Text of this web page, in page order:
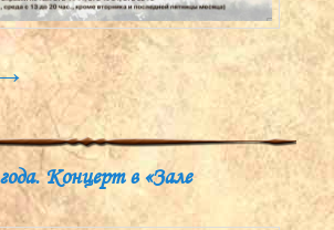
Концерт в «Зале